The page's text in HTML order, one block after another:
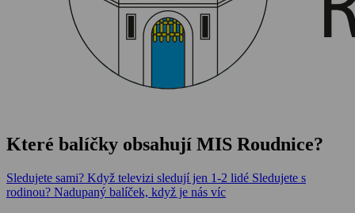
Které balíčky obsahují MIS Roudnice?
Sledujete sami? Když televizi sledují jen 1-2 lidé Sledujete s
rodinou? Nadupaný balíček, když je nás víc